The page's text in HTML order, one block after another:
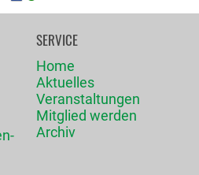
SERVICE
Home
Aktuelles
Veranstaltungen
Mitglied werden
Archiv